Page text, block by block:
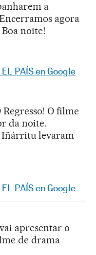
a
agora
Boa noite!
Sociales
PAÍS en Google
O filme
da noite.
levaram
Sociales
PAÍS en Google
apresentar o
de drama